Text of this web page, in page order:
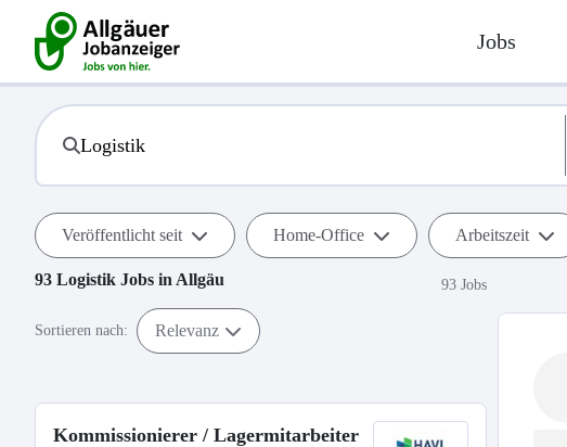
Jobs
Veröffentlicht seit Home-Office Arbeitszeit
93 Logistik Jobs in Allgäu 93 Jobs
Sortieren nach: Relevanz
Kommissionierer / Lagermitarbeiter